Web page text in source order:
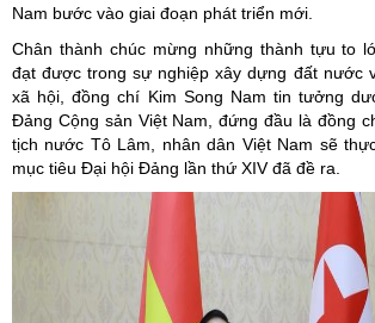
Nam bước vào giai đoạn phát triển mới.
Chân thành chúc mừng những thành tựu to
đạt được trong sự nghiệp xây dựng đất nước
xã hội, đồng chí Kim Song Nam tin tưởng
Đảng Cộng sản Việt Nam, đứng đầu là đồng
tịch nước Tô Lâm, nhân dân Việt Nam sẽ
mục tiêu Đại hội Đảng lần thứ XIV đã đề ra.